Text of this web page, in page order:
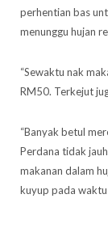
perhentian bas
menunggu hujan
“Sewaktu nak
RM50. Terkejut
“Banyak betul
Perdana tidak
makanan dalam
kuyup pada